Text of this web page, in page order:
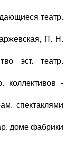
театр.
П. Н.
эст. театр.
коллективов -
спектаклями
доме фабрики